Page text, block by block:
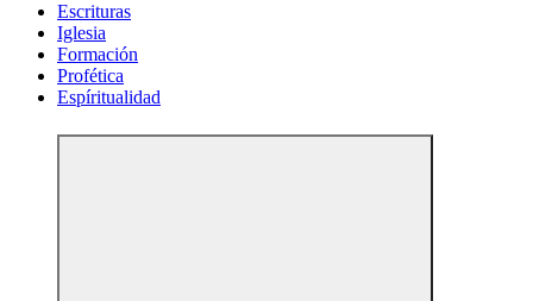
Escrituras
Iglesia
Formación
Profética
Espíritualidad